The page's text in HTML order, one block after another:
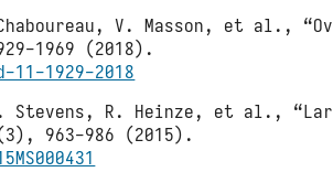
V. Masson, et al.,
1969 (2018).
11-1929-2018
Stevens, R. Heinze, et al.,
963-986 (2015).